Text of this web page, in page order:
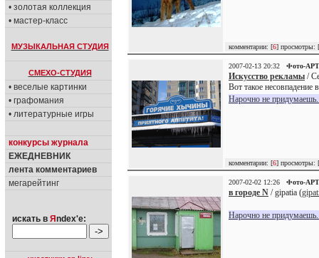
• золотая коллекция
• мастер-класс
МУЗЫКАЛЬНАЯ СТУДИЯ
СМЕХО-СТУДИЯ
• веселые картинки
• графомания
• литературные игры
конкурсы журнала
ЕЖЕДНЕВНИК
лента комментариев
мегарейтинг
искать в Я ndex'е:
комментарии: [6] просмотры: [
2007-02-13 20:32 Фото-АРТ
Искусство рекламы /
Вот такое несовпадение
Нарочно не
комментарии: [6] просмотры: [
2007-02-02 12:26 Фото-АРТ
в городе N / gipatia (
Нарочно не